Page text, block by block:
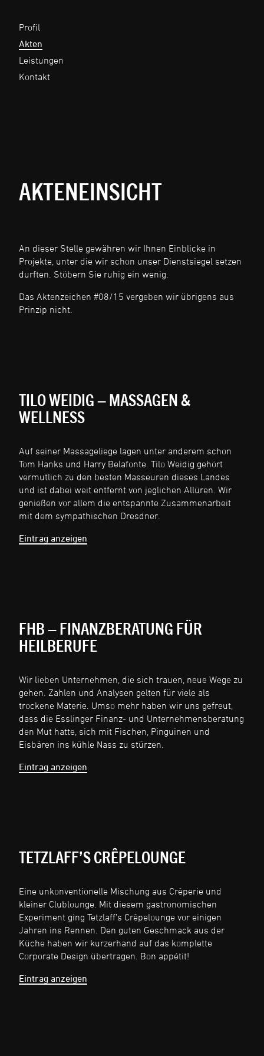
Profil
Akten
Leistungen
Kontakt
AKTENEINSICHT
An dieser Stelle gewähren wir Ihnen Einblicke in
Projekte, unter die wir schon unser Dienstsiegel setzen
durften. Stöbern Sie ruhig ein wenig.
Das Aktenzeichen #08/15 vergeben wir übrigens aus
Prinzip nicht.
TILO WEIDIG – MASSAGEN &
WELLNESS
Auf seiner Massageliege lagen unter anderem schon
Tom Hanks und Harry Belafonte. Tilo Weidig gehört
vermutlich zu den besten Masseuren dieses Landes
und ist dabei weit entfernt von jeglichen Allüren. Wir
genießen vor allem die entspannte Zusammenarbeit
mit dem sympathischen Dresdner.
Eintrag anzeigen
FHB – FINANZBERATUNG FÜR
HEILBERUFE
Wir lieben Unternehmen, die sich trauen, neue Wege zu
gehen. Zahlen und Analysen gelten für viele als
trockene Materie. Umso mehr haben wir uns gefreut,
dass die Esslinger Finanz- und Unternehmensberatung
den Mut hatte, sich mit Fischen, Pinguinen und
Eisbären ins kühle Nass zu stürzen.
Eintrag anzeigen
TETZLAFF’S CRÊPELOUNGE
Eine unkonventionelle Mischung aus Crêperie und
kleiner Clublounge. Mit diesem gastronomischen
Experiment ging Tetzlaff’s Crêpelounge vor einigen
Jahren ins Rennen. Den guten Geschmack aus der
Küche haben wir kurzerhand auf das komplette
Corporate Design übertragen. Bon appétit!
Eintrag anzeigen